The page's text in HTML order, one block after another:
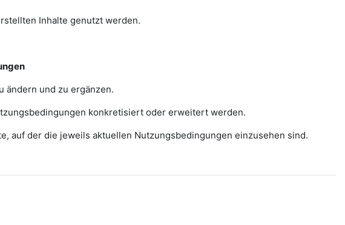
Inhalte genutzt werden.
ändern und zu ergänzen.
konkretisiert oder erweitert werden.
auf der die jeweils aktuellen Nutzungsbedingungen einzusehen sind.